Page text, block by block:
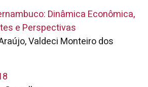
Dinâmica Econômica,
e Perspectivas
Valdeci Monteiro dos